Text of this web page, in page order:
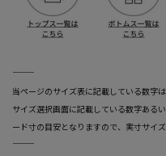
―――――――――――――――――――――――
当ページのサイズ表に記載している数字
サイズ選択画面に記載している数字ある
ード寸の目安となりますので、実寸サイ
―――――――――――――――――――――――